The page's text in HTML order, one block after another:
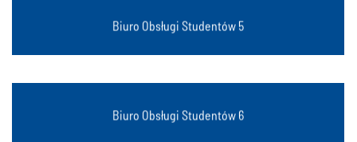
Biuro Obsługi Studentów 5
Gliwice, ul. Akademicka 5
Biuro Obsługi Studentów 6
Gliwice, ul. Marcina Strzody 9